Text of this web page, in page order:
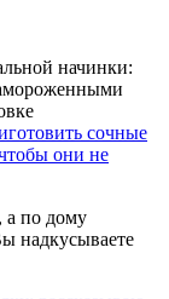
сочные
они не
а по дому
надкусываете